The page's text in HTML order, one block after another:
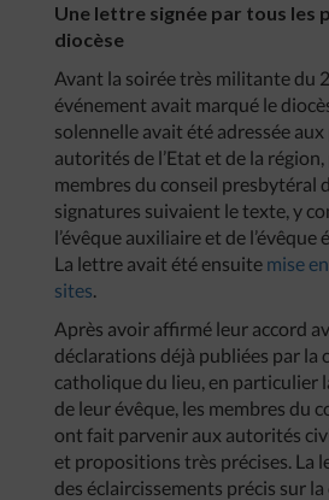
Une lettre signée par tous les
diocèse
Avant la soirée très militante du
événement avait marqué le
solennelle avait été adressée
autorités de l’Etat et de la région,
membres du conseil presbytéral
signatures suivaient le texte, y
l’évêque auxiliaire et de l’évêque
La lettre avait été ensuite mise
sites.
Après avoir affirmé leur accord
déclarations déjà publiées par la
catholique du lieu, en particulier
de leur évêque, les membres du
ont fait parvenir aux autorités
et propositions très précises. La
des éclaircissements précis sur la